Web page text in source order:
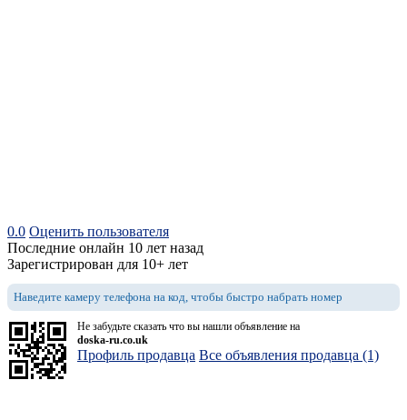
0.0 Оценить пользователя
Последние онлайн 10 лет назад
Зарегистрирован для 10+ лет
Наведите камеру телефона на код, чтобы быстро набрать номер
Не забудьте сказать что вы нашли объявление на
doska-ru.co.uk
Профиль продавца Все объявления продавца (1)